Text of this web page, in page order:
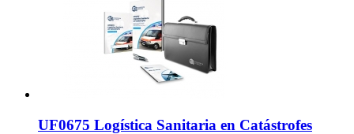
UF0675 Logística Sanitaria en Catástrofes